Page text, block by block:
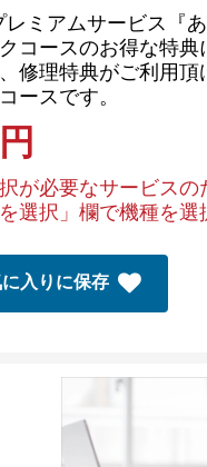
レミアムサービス『
コースのお得な特
、修理特典がご利用
ースです。
円
が必要なサービス
選択」欄で機種を選
入りに保存